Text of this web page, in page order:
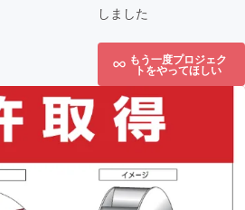
しました
もう一度プロジェク
トをやってほしい